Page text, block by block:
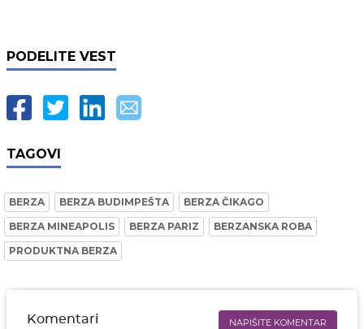
PODELITE VEST
TAGOVI
BERZA BERZA BUDIMPEŠTA
BERZA ČIKAGO
BERZA MINEAPOLIS
BERZA PARIZ
BERZANSKA ROBA
PRODUKTNA BERZA
Komentari NAPIŠITE KOMENTAR